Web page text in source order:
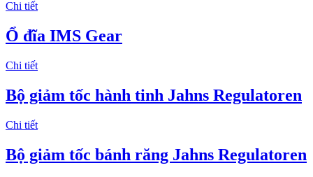
Chi tiết
Ổ đĩa IMS Gear
Chi tiết
Bộ giảm tốc hành tinh Jahns Regulatoren
Chi tiết
Bộ giảm tốc bánh răng Jahns Regulatoren